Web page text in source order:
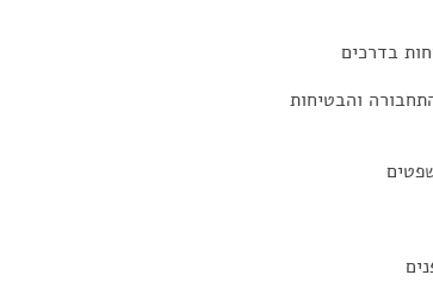
בדרכים
והבטיחות